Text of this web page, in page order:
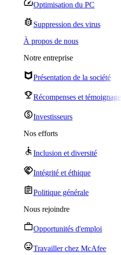
Optimisation du PC
Suppression des virus
À propos de nous
Notre entreprise
Présentation de la société
Récompenses et témoignages
Investisseurs
Nos efforts
Inclusion et diversité
Intégrité et éthique
Politique générale
Nous rejoindre
Opportunités d'emploi
Travailler chez McAfee